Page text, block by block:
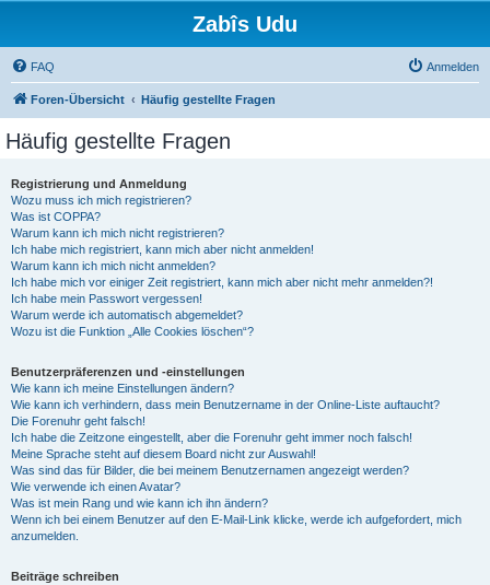
Zabîs Udu
FAQ Anmelden
Foren-Übersicht Häufig gestellte Fragen
Häufig gestellte Fragen
Registrierung und Anmeldung
Wozu muss ich mich registrieren?
Was ist COPPA?
Warum kann ich mich nicht registrieren?
Ich habe mich registriert, kann mich aber nicht anmelden!
Warum kann ich mich nicht anmelden?
Ich habe mich vor einiger Zeit registriert, kann mich aber nicht mehr anmelden?!
Ich habe mein Passwort vergessen!
Warum werde ich automatisch abgemeldet?
Wozu ist die Funktion „Alle Cookies löschen“?
Benutzerpräferenzen und -einstellungen
Wie kann ich meine Einstellungen ändern?
Wie kann ich verhindern, dass mein Benutzername in der Online-Liste auftaucht?
Die Forenuhr geht falsch!
Ich habe die Zeitzone eingestellt, aber die Forenuhr geht immer noch falsch!
Meine Sprache steht auf diesem Board nicht zur Auswahl!
Was sind das für Bilder, die bei meinem Benutzernamen angezeigt werden?
Wie verwende ich einen Avatar?
Was ist mein Rang und wie kann ich ihn ändern?
Wenn ich bei einem Benutzer auf den E-Mail-Link klicke, werde ich aufgefordert, mich
anzumelden.
Beiträge schreiben